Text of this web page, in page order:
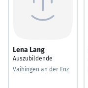
Lena Lang
Auszubildende
Vaihingen an der Enz